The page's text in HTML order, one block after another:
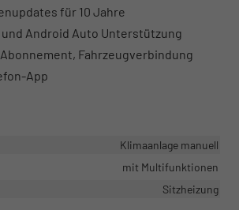
für 10 Jahre
und Android Auto Unterstützung
Abonnement, Fahrzeugverbindung
App
Klimaanlage manuell
mit Multifunktionen
Sitzheizung